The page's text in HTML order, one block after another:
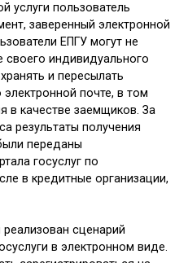
услуги пользователь
заверенный электронной
ЕПГУ могут не
своего индивидуального
и пересылать
почте, в том
в качестве заемщиков. За
результаты получения
переданы
госуслуг по
в кредитные организации,
сценарий
в электронном виде.